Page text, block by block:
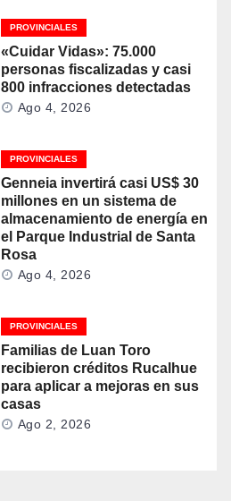
PROVINCIALES
«Cuidar Vidas»: 75.000
personas fiscalizadas y casi
800 infracciones detectadas
Ago 4, 2026
PROVINCIALES
Genneia invertirá casi US$ 30
millones en un sistema de
almacenamiento de energía en
el Parque Industrial de Santa
Rosa
Ago 4, 2026
PROVINCIALES
Familias de Luan Toro
recibieron créditos Rucalhue
para aplicar a mejoras en sus
casas
Ago 2, 2026